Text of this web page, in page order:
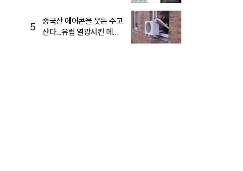
5
중국산 에어콘을 웃돈 주고
산다...유럽 열광시킨 메이